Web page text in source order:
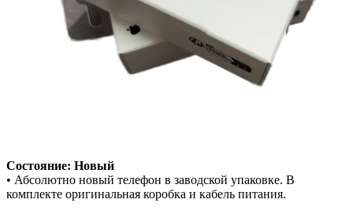
Состояние: Новый
• Абсолютно новый телефон в заводской упаковке. В
комплекте оригинальная коробка и кабель питания.